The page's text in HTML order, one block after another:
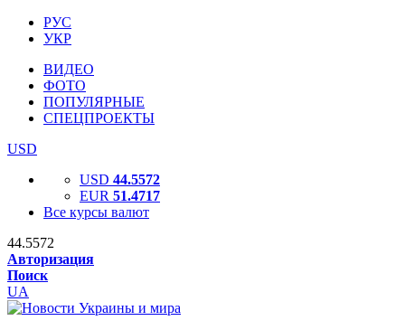
РУС
УКР
ВИДЕО
ФОТО
ПОПУЛЯРНЫЕ
СПЕЦПРОЕКТЫ
USD
USD 44.5572
EUR 51.4717
Все курсы валют
44.5572
Авторизация
Поиск
UA